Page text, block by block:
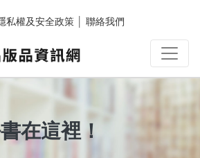
私權及安全政策 聯絡我們
在這裡！